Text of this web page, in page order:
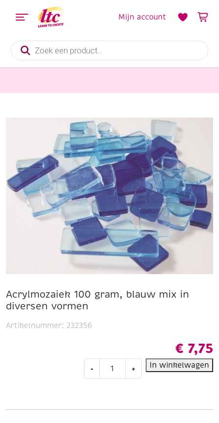
Producten
zoeken
Mijn account
Acrylmozaiek 100 gram, blauw mix in
diversen vormen
€ 7,75
- + In winkelwagen
Artikelnummer: 232356